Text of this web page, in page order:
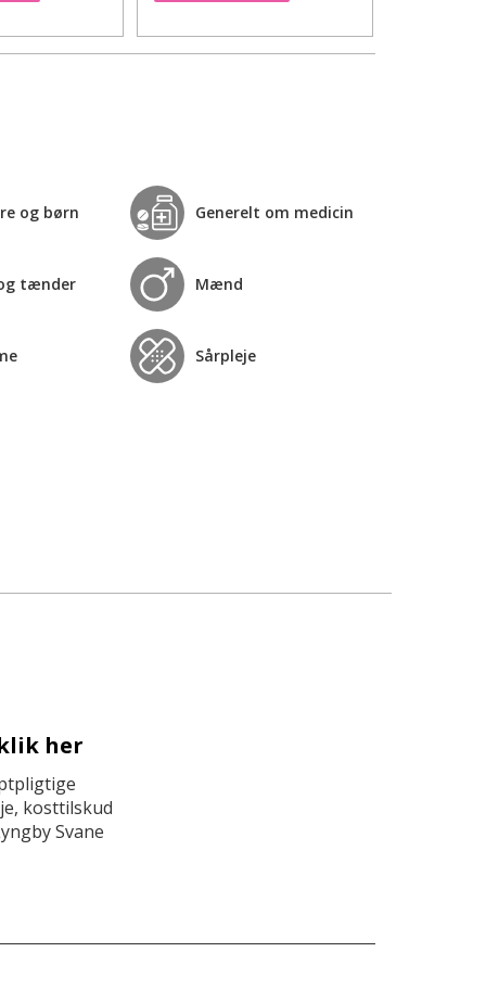
og børn Generelt om medicin
tænder Mænd
Sårpleje
her
kosttilskud
Svane